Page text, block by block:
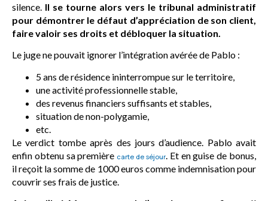
silence. Il se tourne alors vers le tribunal administratif
pour démontrer le défaut d’appréciation de son client,
faire valoir ses droits et débloquer la situation.
Le juge ne pouvait ignorer l’intégration avérée de Pablo :
5 ans de résidence ininterrompue sur le territoire,
une activité professionnelle stable,
des revenus financiers suffisants et stables,
situation de non-polygamie,
etc.
Le verdict tombe après des jours d’audience. Pablo avait
enfin obtenu sa première carte de séjour. Et en guise de bonus,
il reçoit la somme de 1000 euros comme indemnisation pour
couvrir ses frais de justice.